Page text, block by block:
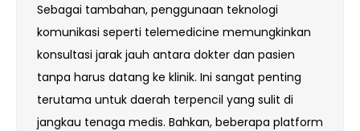
Sebagai tambahan, penggunaan teknologi
komunikasi seperti telemedicine memungkinkan
konsultasi jarak jauh antara dokter dan pasien
tanpa harus datang ke klinik. Ini sangat penting
terutama untuk daerah terpencil yang sulit di
jangkau tenaga medis. Bahkan, beberapa platform